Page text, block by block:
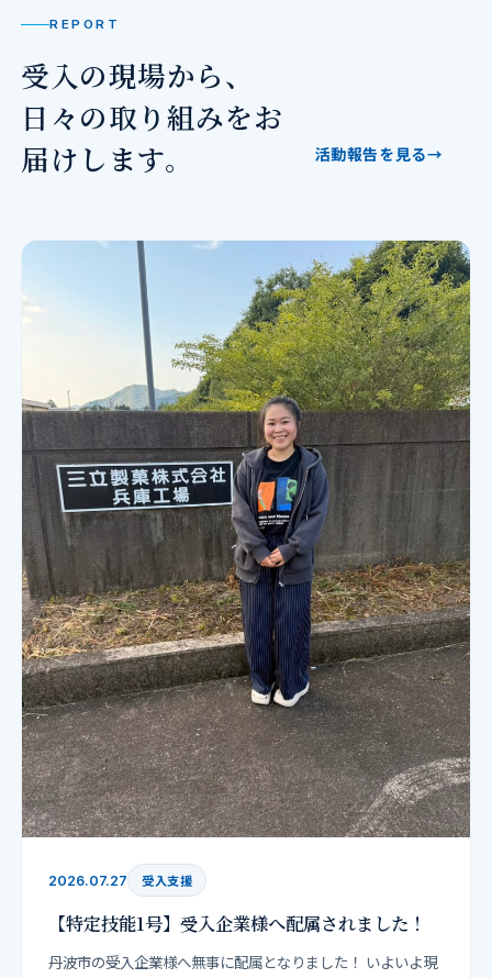
REPORT
受入の現場から、
日々の取り組みをお
届けします。
活動報告を見る→
2026.07.27 受入支援
【特定技能1号】受入企業様へ配属されました！
丹波市の受入企業様へ無事に配属となりました！ いよいよ現